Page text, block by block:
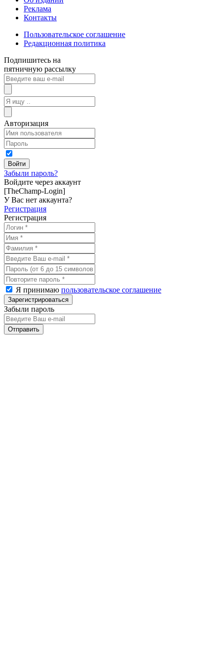
Реклама
Контакты
Пользовательское соглашение
Редакционная политика
Подпишитесь на
пятничную рассылку
Авторизация
Забыли пароль?
Войдите через аккаунт
[TheChamp-Login]
У Вас нет аккаунта?
Регистрация
Регистрация
Я принимаю пользовательское соглашение
Забыли пароль